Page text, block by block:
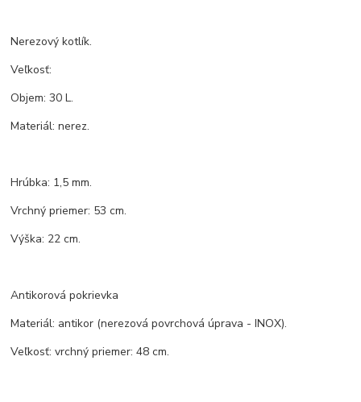
Nerezový kotlík.
Veľkosť:
Objem: 30 L.
Materiál: nerez.
Hrúbka: 1,5 mm.
Vrchný priemer: 53 cm.
Výška: 22 cm.
Antikorová pokrievka
Materiál: antikor (nerezová povrchová úprava - INOX).
Veľkosť: vrchný priemer: 48 cm.